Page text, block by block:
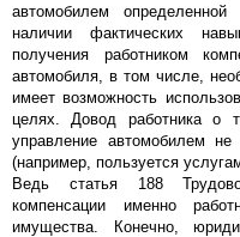
автомобилем
наличии фактических
получения работником
автомобиля, в том числе,
имеет возможность
целях. Довод работника о
управление автомобилем
(например, пользуется
Ведь статья 188
компенсации именно
имущества. Конечно,